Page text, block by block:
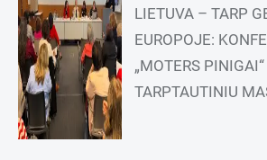
LIETUVA – TARP
EUROPOJE:
„MOTERS
TARPTAUTINIU